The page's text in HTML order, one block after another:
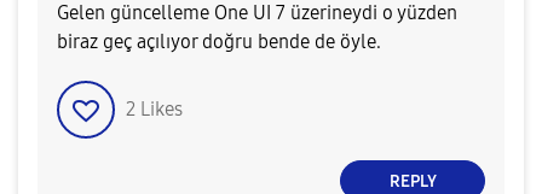
Gelen güncelleme One UI 7 üzerineydi o yüzden
biraz geç açılıyor doğru bende de öyle.
2 Likes
REPLY